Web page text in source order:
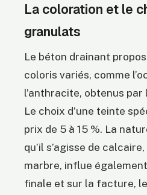
La coloration et le
granulats
Le béton drainant
coloris variés, comme
l’anthracite, obtenus par
Le choix d’une teinte
prix de 5 à 15 %. La
qu’il s’agisse de
marbre, influe
finale et sur la facture,